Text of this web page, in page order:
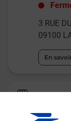
3 RUE
09100
En
La
LA